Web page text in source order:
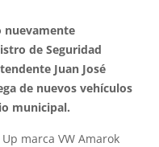
nuevamente
de Seguridad
Juan José
de nuevos vehículos
municipal.
marca VW Amarok